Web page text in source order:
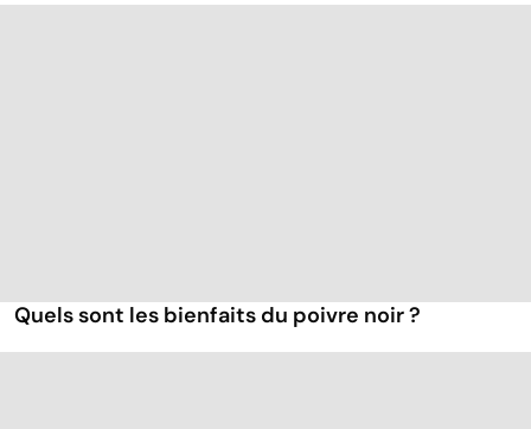
Quels sont les bienfaits du poivre noir ?